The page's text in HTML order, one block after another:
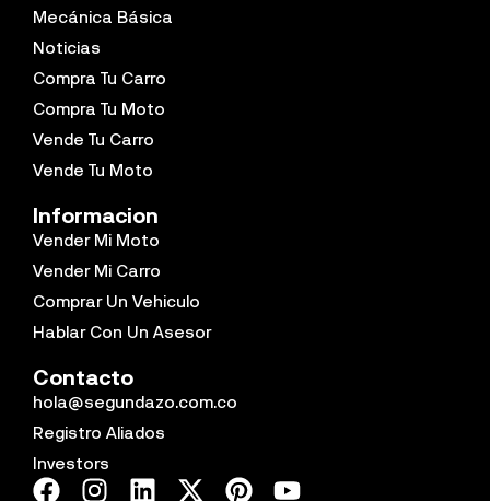
Mecánica Básica
Noticias
Compra Tu Carro
Compra Tu Moto
Vende Tu Carro
Vende Tu Moto
Informacion
Vender Mi Moto
Vender Mi Carro
Comprar Un Vehiculo
Hablar Con Un Asesor
Contacto
hola@segundazo.com.co
Registro Aliados
Investors